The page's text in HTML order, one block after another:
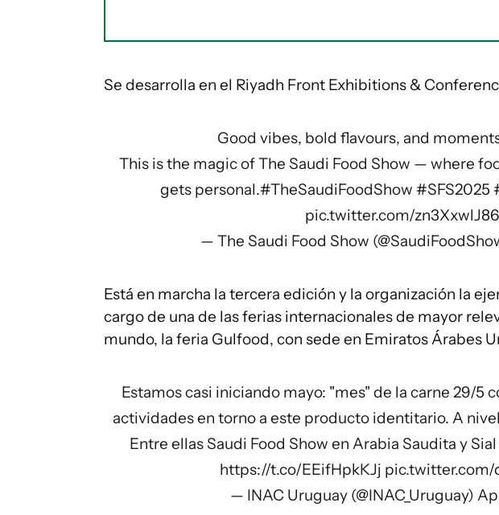
Se desarrolla en el Riyadh Front Exhibitions &
Good vibes, bold flavours, and
This is the magic of The Saudi Food Show — where
gets personal.#TheSaudiFoodShow #SFS2025
pic.twitter.com/zn3XxwlJ86
— The Saudi Food Show
Está en marcha la tercera edición y la organización la
cargo de una de las ferias internacionales de mayor
mundo, la feria Gulfood, con sede en Emiratos Árabes
Estamos casi iniciando mayo: "mes" de la carne 29/5
actividades en torno a este producto identitario. A
Entre ellas Saudi Food Show en Arabia Saudita y
https://t.co/EEifHpkKJj pic.twitter.com/
— INAC Uruguay (@INAC_Uruguay)